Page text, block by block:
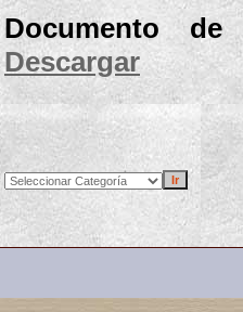
Documento
Descargar